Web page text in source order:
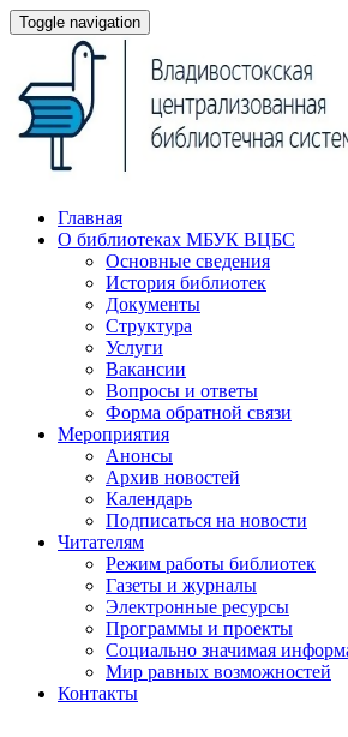
Toggle navigation
Главная
О библиотеках МБУК ВЦБС
Основные сведения
История библиотек
Документы
Структура
Услуги
Вакансии
Вопросы и ответы
Форма обратной связи
Мероприятия
Анонсы
Архив новостей
Календарь
Подписаться на новости
Читателям
Режим работы библиотек
Газеты и журналы
Электронные ресурсы
Программы и проекты
Социально значимая
Мир равных возможностей
Контакты